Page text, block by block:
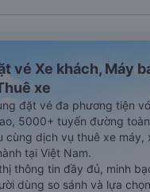
vé Xe khách, Máy
xe
đặt vé đa phương tiện
5000+ tuyến đường
cùng dịch vụ thuê xe máy,
tại Việt Nam.
thông tin đầy đủ, minh
dùng so sánh và lựa